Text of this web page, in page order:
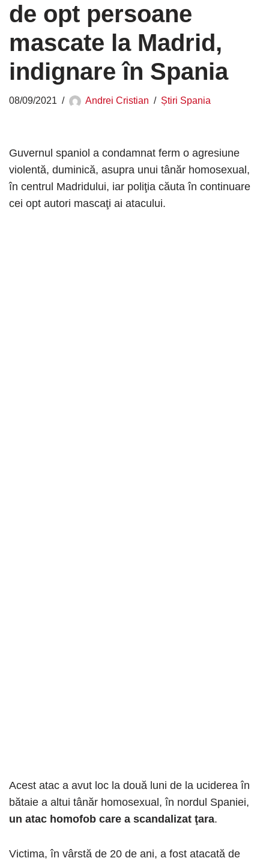
de opt persoane
mascate la Madrid,
indignare în Spania
08/09/2021 Andrei Cristian Știri Spania
Guvernul spaniol a condamnat ferm o agresiune
violentă, duminică, asupra unui tânăr homosexual,
în centrul Madridului, iar poliţia căuta în continuare
cei opt autori mascaţi ai atacului.
Acest atac a avut loc la două luni de la uciderea în
bătaie a altui tânăr homosexual, în nordul Spaniei,
un atac homofob care a scandalizat ţara.
Victima, în vârstă de 20 de ani, a fost atacată de